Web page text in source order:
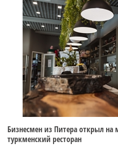
Бизнесмен из Питера открыл на
туркменский ресторан